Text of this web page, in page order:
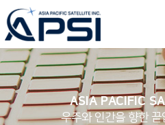
ASIA PACIFIC
우주와 인간을 향한